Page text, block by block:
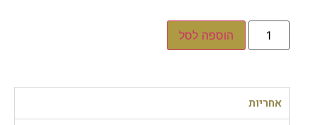
הוספה לסל
אחריות